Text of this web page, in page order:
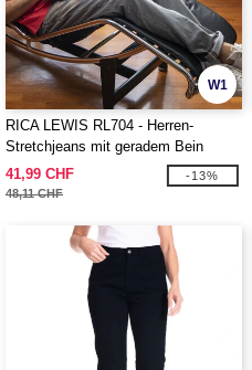
W1
RICA LEWIS RL704 - Herren-
Stretchjeans mit geradem Bein
41,99 CHF
48,11 CHF
-13%